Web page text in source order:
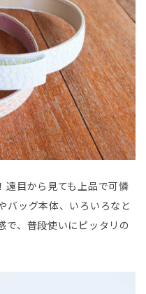
遠目から見ても上品で可憐
バッグ本体、いろいろなと
で、普段使いにピッタリの